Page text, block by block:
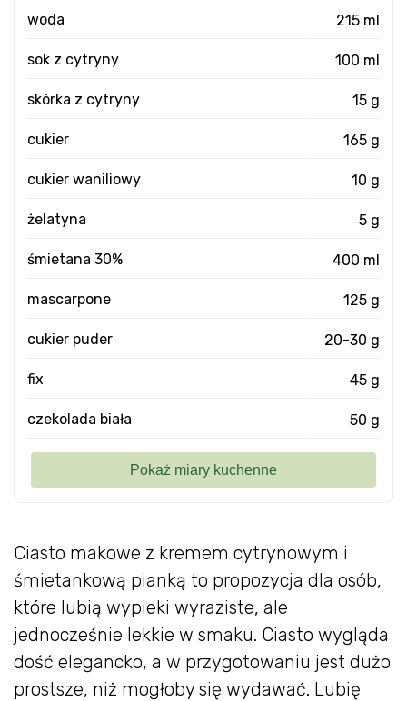
Ciasto makowe z kremem cytrynowym i
śmietankową pianką to propozycja dla osób,
które lubią wypieki wyraziste, ale
jednocześnie lekkie w smaku. Ciasto wygląda
dość elegancko, a w przygotowaniu jest dużo
prostsze, niż mogłoby się wydawać. Lubię
woda 215 ml
sok z cytryny 100 ml
skórka z cytryny 15 g
cukier 165 g
cukier waniliowy 10 g
żelatyna 5 g
śmietana 30% 400 ml
mascarpone 125 g
cukier puder 20-30 g
fix 45 g
czekolada biała 50 g